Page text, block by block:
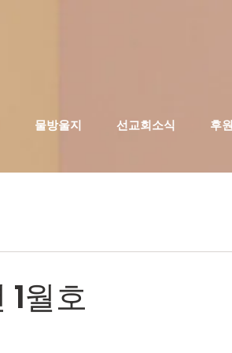
물방울지 선교회소식 후
월호